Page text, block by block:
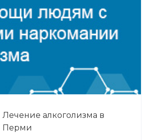
Лечение алкоголизма в
Перми